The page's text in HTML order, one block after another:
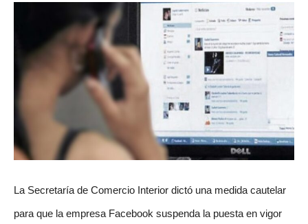
La Secretaría de Comercio Interior dictó una medida cautelar
para que la empresa Facebook suspenda la puesta en vigor